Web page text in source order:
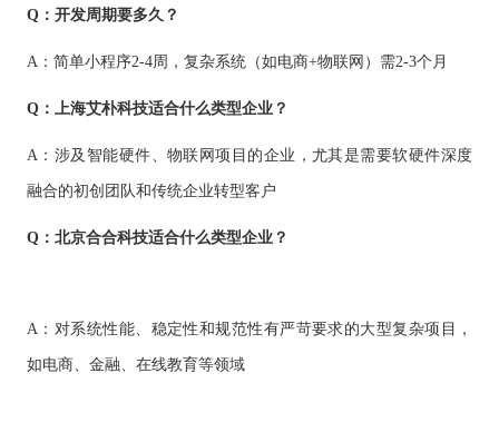
Q：开发周期要多久？
A：简单小程序2-4周，复杂系统（如电商+物联网）需2-3个月
Q：上海艾朴科技适合什么类型企业？
A：涉及智能硬件、物联网项目的企业，尤其是需要软硬件深度
融合的初创团队和传统企业转型客户
Q：北京合合科技适合什么类型企业？
A：对系统性能、稳定性和规范性有严苛要求的大型复杂项目，
如电商、金融、在线教育等领域